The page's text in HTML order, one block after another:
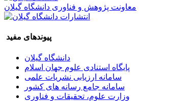
معاونت پژوهش و فناوری دانشگاه گیلان
پیوندهای مفید
دانشگاه گیلان
پایگاه استنادی علوم جهان اسلام
سامانه ارزیابی نشریات علمی
سامانه جامع رسانه های کشور
وزارت علوم، تحقیقات و فناوری